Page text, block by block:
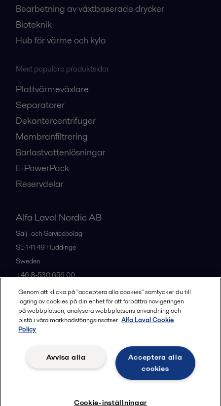
Bearbetning av växtbaserade drycker
Bioteknik
Hub för värme och kyla
Mest populära produktsidor
Plattvärmeväxlare
Separatorer
Dekantercentrifuger
Membranfiltrering
Barlastvattenlösningar
E-PowerPack
Reservdelar
Alfa Laval Nordic AB
Sälj- och Servicebolag
SE-141 49 Huddinge
Sweden
+46 8-530 656 00
Alla kontor och partners
© 2015-2026, ALFA LAVAL
Legal terms and conditions
Community guidelines
Genom att klicka på "acceptera alla cookies" samtycker du till
lagring av cookies på din enhet för att förbättra navigeringen
på webbplatsen, analysera webbplatsens användning och
bistå i våra marknadsföringsinsatser. Alfa Laval Cookie
Policy
Acceptera alla
cookies
Avvisa alla
Cookie-inställningar